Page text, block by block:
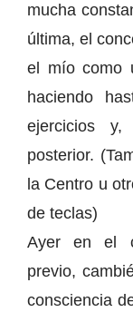
mucha
última, el
el mío como
haciendo
ejercicios
posterior.
la Centro u
de teclas)
Ayer en el
previo,
consciencia